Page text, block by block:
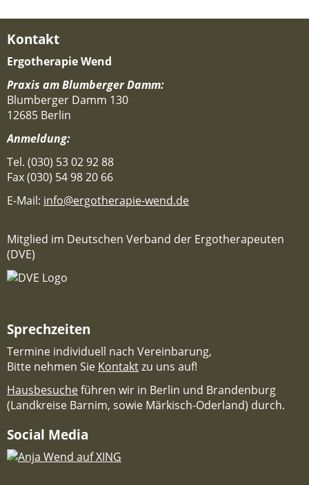
Kontakt
Ergotherapie Wend
Praxis am Blumberger Damm:
Blumberger Damm 130
12685 Berlin
Anmeldung:
Tel. (030) 53 02 92 88
Fax (030) 54 98 20 66
E-Mail: info@ergotherapie-wend.de
Mitglied im Deutschen Verband der Ergotherapeuten
(DVE)
Sprechzeiten
Termine individuell nach Vereinbarung,
Bitte nehmen Sie Kontaktzu uns auf!
Hausbesucheführen wir in Berlin und Brandenburg
(Landkreise Barnim, sowie Märkisch-Oderland) durch.
Social Media